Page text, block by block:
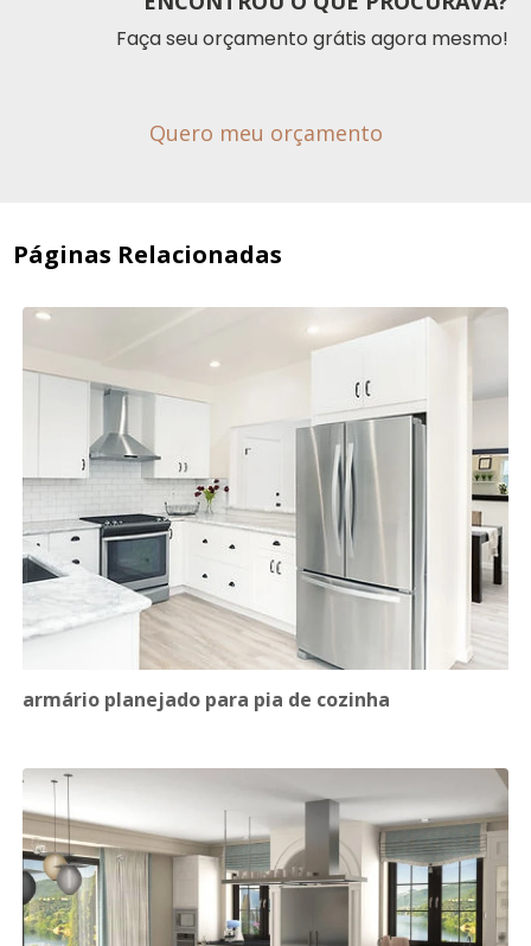
Faça seu orçamento grátis agora mesmo!
Quero meu orçamento
Páginas Relacionadas
armário planejado para pia de cozinha